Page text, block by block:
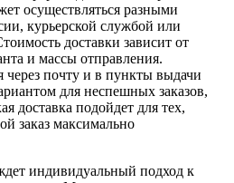
осуществляться разными
курьерской службой или
доставки зависит от
и массы отправления.
почту и в пункты выдачи
для неспешных заказов,
доставка подойдет для тех,
заказ максимально
индивидуальный подход к